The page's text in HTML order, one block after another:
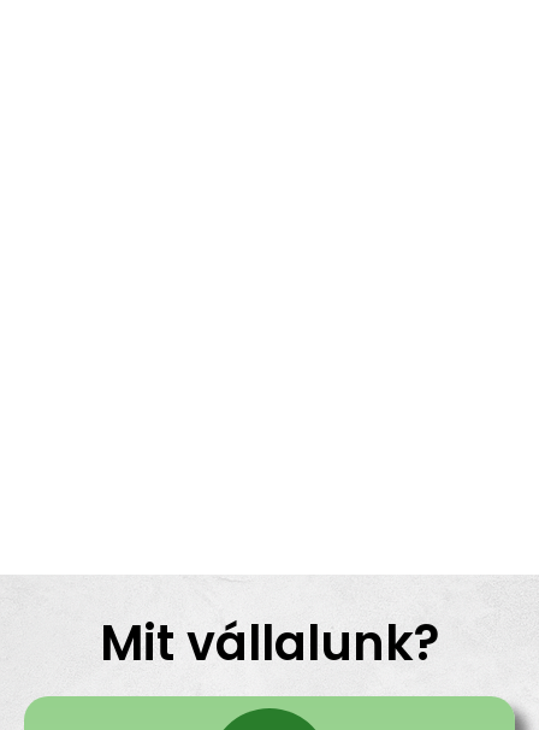
Mit vállalunk?